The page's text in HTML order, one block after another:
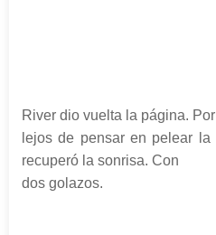
River dio vuelta la página.
lejos de pensar en pelear
recuperó la sonrisa. Con
dos golazos.